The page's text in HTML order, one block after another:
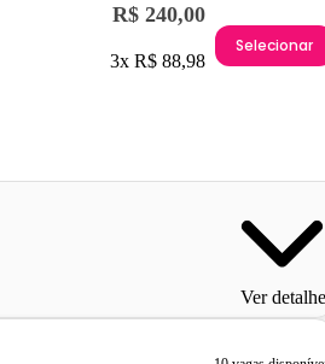
R$ 240,00
3x R$ 88,98
Selecionar
Ver